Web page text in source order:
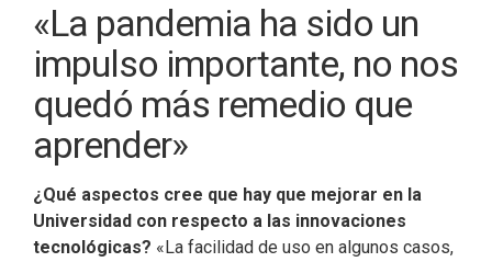
«La pandemia ha sido un
impulso importante, no nos
quedó más remedio que
aprender»
¿Qué aspectos cree que hay que mejorar en la
Universidad con respecto a las innovaciones
tecnológicas? «La facilidad de uso en algunos casos,